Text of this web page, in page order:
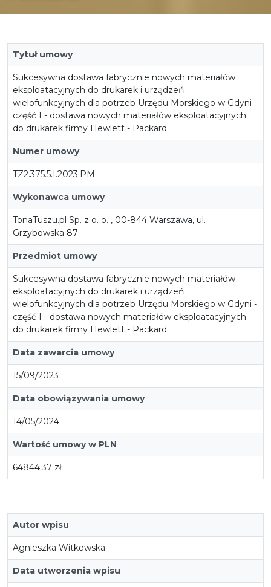
Tytuł umowy
Sukcesywna dostawa fabrycznie nowych materiałów
eksploatacyjnych do drukarek i urządzeń
wielofunkcyjnych dla potrzeb Urzędu Morskiego w Gdyni -
część I - dostawa nowych materiałów eksploatacyjnych
do drukarek firmy Hewlett - Packard
Numer umowy
TZ2.375.5.I.2023.PM
Wykonawca umowy
TonaTuszu.pl Sp. z o. o. , 00-844 Warszawa, ul.
Grzybowska 87
Przedmiot umowy
Sukcesywna dostawa fabrycznie nowych materiałów
eksploatacyjnych do drukarek i urządzeń
wielofunkcyjnych dla potrzeb Urzędu Morskiego w Gdyni -
część I - dostawa nowych materiałów eksploatacyjnych
do drukarek firmy Hewlett - Packard
Data zawarcia umowy
15/09/2023
Data obowiązywania umowy
14/05/2024
Wartość umowy w PLN
64844.37 zł
Autor wpisu
Agnieszka Witkowska
Data utworzenia wpisu